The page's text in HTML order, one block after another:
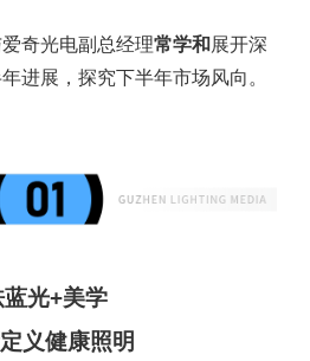
奇光电副总经理常学和 展开深
进展，探究下半年市场风向。
蓝光+美学
义健康照明